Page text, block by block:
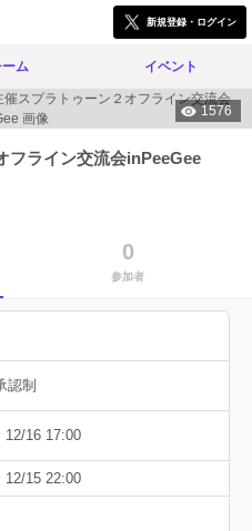
新規登録・ログイン
ム イベント
1576
フライン交流会inPeeGee
0
参加者
認制
12/16 17:00
12/15 22:00